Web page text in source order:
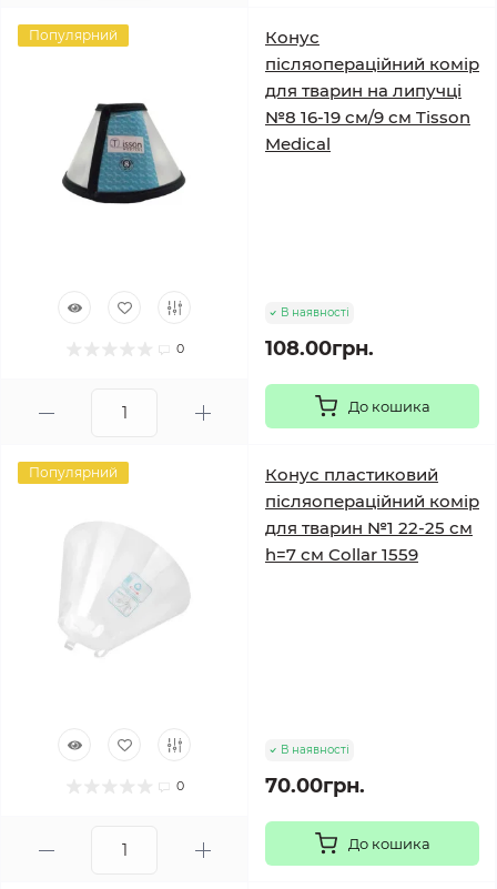
Популярний
0
Конус
післяопераційний комір
для тварин на липучці
№8 16-19 см/9 см Tisson
Medical
В наявності
108.00грн.
До кошика
Популярний
0
Конус пластиковий
післяопераційний комір
для тварин №1 22-25 см
h=7 см Collar 1559
В наявності
70.00грн.
До кошика